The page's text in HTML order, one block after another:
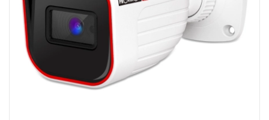
KOMPAKTOWE
(12)
(57)